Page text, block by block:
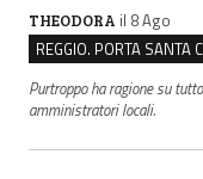
THEODORA il 8 Ago
Purtroppo ha ragione su
amministratori locali.